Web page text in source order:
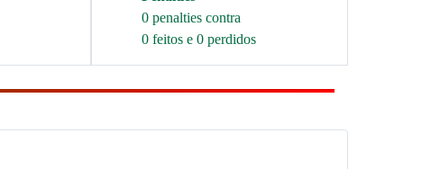
0 penalties contra
0 feitos e 0 perdidos